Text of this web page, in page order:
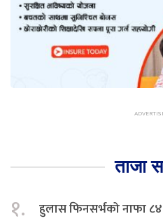
ताजा
१. हुलास फिनसर्भको नाफा